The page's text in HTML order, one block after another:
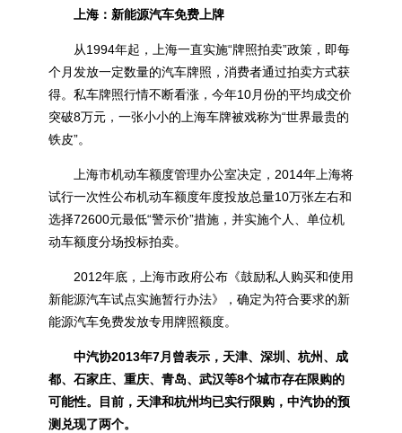
上海：新能源汽车免费上牌
从1994年起，上海一直实施“牌照拍卖”政策，即每
个月发放一定数量的汽车牌照，消费者通过拍卖方式获
得。私车牌照行情不断看涨，今年10月份的平均成交价
突破8万元，一张小小的上海车牌被戏称为“世界最贵的
铁皮”。
上海市机动车额度管理办公室决定，2014年上海将
试行一次性公布机动车额度年度投放总量10万张左右和
选择72600元最低“警示价”措施，并实施个人、单位机
动车额度分场投标拍卖。
2012年底，上海市政府公布《鼓励私人购买和使用
新能源汽车试点实施暂行办法》，确定为符合要求的新
能源汽车免费发放专用牌照额度。
中汽协2013年7月曾表示，天津、深圳、杭州、成
都、石家庄、重庆、青岛、武汉等8个城市存在限购的
可能性。目前，天津和杭州均已实行限购，中汽协的预
测兑现了两个。